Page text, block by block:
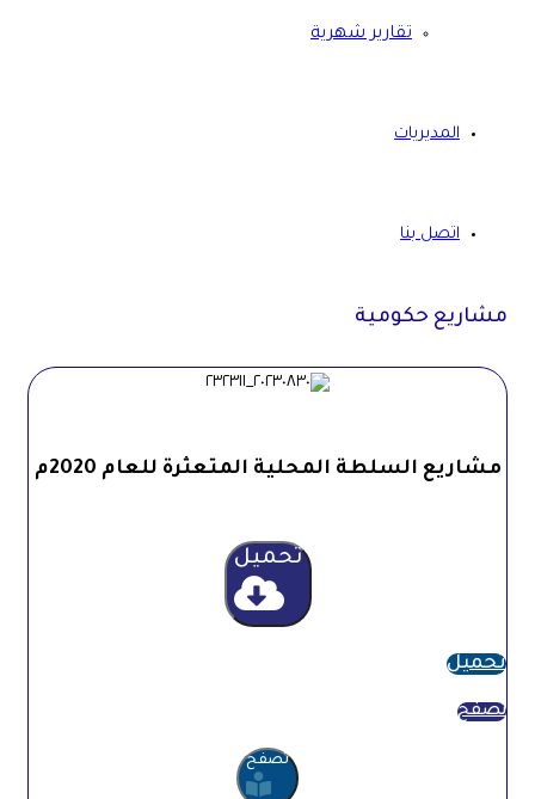
تقارير شهرية
المديريات
اتصل بنا
مشاريع حكومية
مشاريع السلطة المحلية المتعثرة للعام 2020م
تحميل
تحميل
تصفح
تصفح